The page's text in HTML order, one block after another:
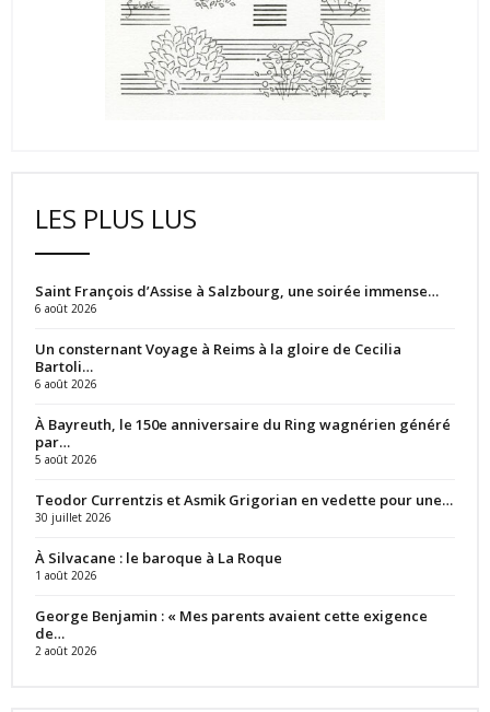
LES PLUS LUS
Saint François d’Assise à Salzbourg, une soirée immense…
6 août 2026
Un consternant Voyage à Reims à la gloire de Cecilia
Bartoli…
6 août 2026
À Bayreuth, le 150e anniversaire du Ring wagnérien généré
par…
5 août 2026
Teodor Currentzis et Asmik Grigorian en vedette pour une…
30 juillet 2026
À Silvacane : le baroque à La Roque
1 août 2026
George Benjamin : « Mes parents avaient cette exigence
de…
2 août 2026